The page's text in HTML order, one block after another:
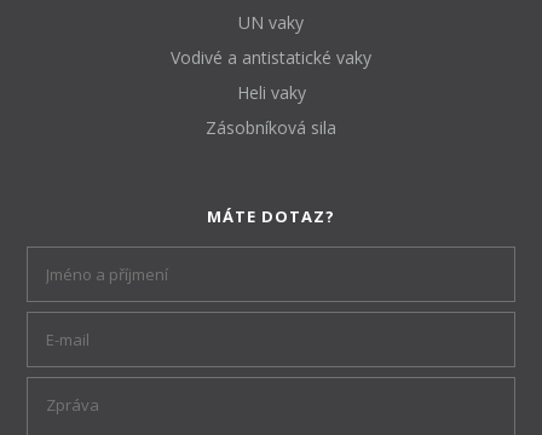
UN vaky
Vodivé a antistatické vaky
Heli vaky
Zásobníková sila
MÁTE DOTAZ?